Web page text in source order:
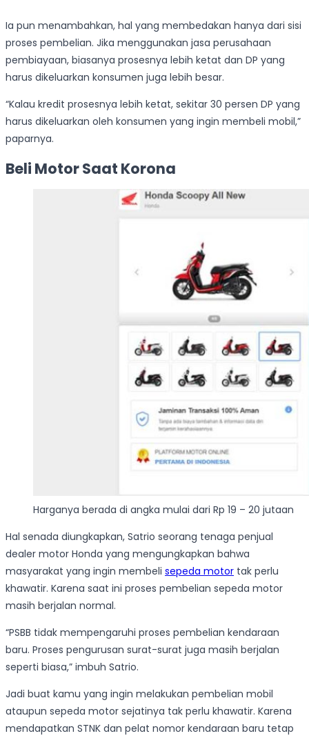
Ia pun menambahkan, hal yang membedakan hanya dari sisi
proses pembelian. Jika menggunakan jasa perusahaan
pembiayaan, biasanya prosesnya lebih ketat dan DP yang
harus dikeluarkan konsumen juga lebih besar.
“Kalau kredit prosesnya lebih ketat, sekitar 30 persen DP yang
harus dikeluarkan oleh konsumen yang ingin membeli mobil,”
paparnya.
Beli Motor Saat Korona
Harganya berada di angka mulai dari Rp 19 – 20 jutaan
Hal senada diungkapkan, Satrio seorang tenaga penjual
dealer motor Honda yang mengungkapkan bahwa
masyarakat yang ingin membeli sepeda motor tak perlu
khawatir. Karena saat ini proses pembelian sepeda motor
masih berjalan normal.
“PSBB tidak mempengaruhi proses pembelian kendaraan
baru. Proses pengurusan surat-surat juga masih berjalan
seperti biasa,” imbuh Satrio.
Jadi buat kamu yang ingin melakukan pembelian mobil
ataupun sepeda motor sejatinya tak perlu khawatir. Karena
mendapatkan STNK dan pelat nomor kendaraan baru tetap